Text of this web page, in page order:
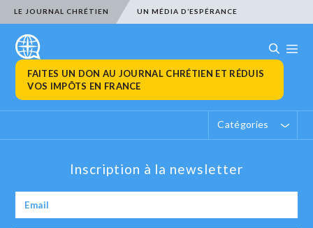
LE JOURNAL CHRÉTIEN UN MÉDIA D’ESPÉRANCE
FAITES UN DON AU JOURNAL CHRÉTIEN ET RÉDUIS
VOS IMPÔTS EN FRANCE
Catégories
Inscription à la newsletter